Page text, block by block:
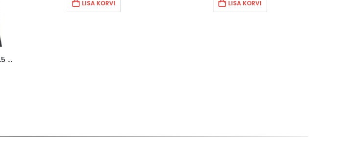
AUDIOKAABEL UGREEN PIKENDUS 3.5 MM -> 2x RCA, 2M, MUST
LISA KORVI LISA KORVI